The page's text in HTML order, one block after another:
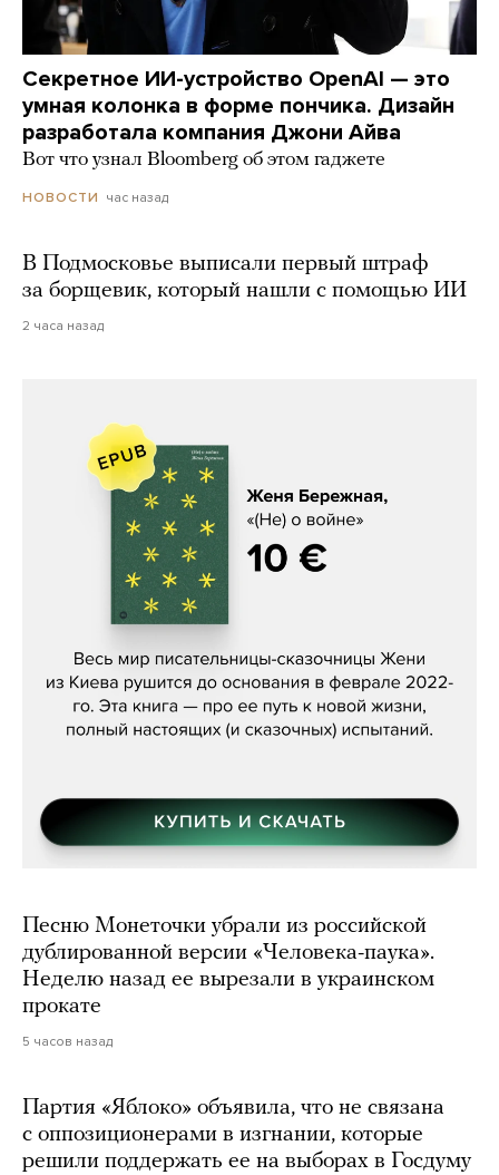
Секретное ИИ-устройство OpenAI — это
умная колонка в форме пончика. Дизайн
разработала компания Джони Айва
Вот что узнал Bloomberg об этом гаджете
НОВОСТИ час назад
В Подмосковье выписали первый штраф
за борщевик, который нашли с помощью ИИ
2 часа назад
Женя Бережная, «(Не) о войне»
Песню Монеточки убрали из российской
дублированной версии «Человека-паука».
Неделю назад ее вырезали в украинском
прокате
5 часов назад
Партия «Яблоко» объявила, что не связана
с оппозиционерами в изгнании, которые
решили поддержать ее на выборах в Госдуму